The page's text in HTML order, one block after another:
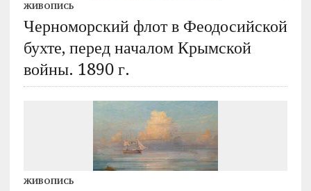
ЖИВОПИСЬ
Черноморский флот в Феодосийской
бухте, перед началом Крымской
войны. 1890 г.
ЖИВОПИСЬ